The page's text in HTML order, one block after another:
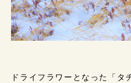
ドライフラワーとなった「タ